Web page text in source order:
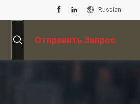
Russian
Отправить Запрос